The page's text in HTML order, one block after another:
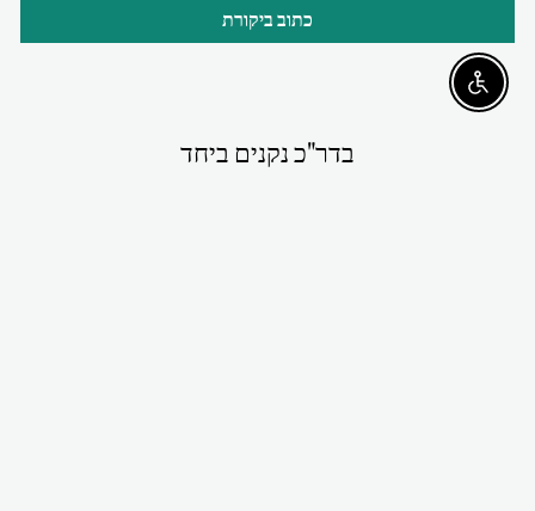
כתוב ביקורת
בדר"כ נקנים ביחד
Enable accessibility